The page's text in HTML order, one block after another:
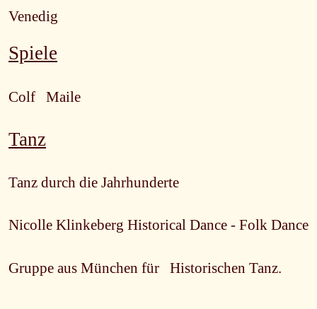
Venedig
Spiele
Colf Maile
Tanz
Tanz durch die Jahrhunderte
Nicolle Klinkeberg Historical Dance - Folk Dance
Gruppe aus München für Historischen Tanz.